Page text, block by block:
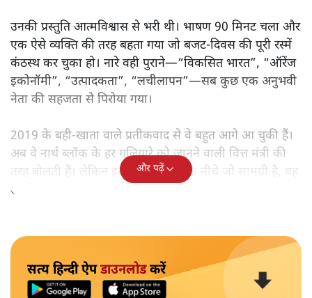
उनकी प्रस्तुति आत्मविश्वास से भरी थी। भाषण 90 मिनट चला और
एक ऐसे व्यक्ति की तरह बहता गया जो बजट‑दिवस की पूरी रस्में
कंठस्थ कर चुका हो। नारे वही पुराने—“विकसित भारत”, “ऑरेंज
इकोनॉमी”, “उत्पादकता”, “लचीलापन”—सब कुछ एक अनुभवी
नेता की सहजता से पिरोया गया।
2019 के बही‑खाता वाले प्रतीकवाद से वे बहुत आगे आ चुकी हैं।
अब वे नार्थ ब्लॉक के हर गलियारे को जानने वाली वित्त मंत्री की
तरह बोलती हैं। लेकिन इस आत्मविश्वास के नीचे जो सामग्री है, वह
उतनी ही अनुमानित और दोहराव भरी।
और पढ़ें
सत्य हिन्दी ऐपडाउनलोडकरें